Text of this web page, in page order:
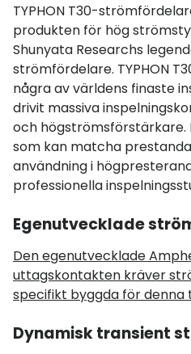
TYPHON T30-
produkten för hög
Shunyata Researchs
strömfördelare. TYPHON
några av världens finaste
drivit massiva
och
som kan matcha
användning i
professionella
Egenutvecklade
Den egenutvecklade
uttagskontakten kräver
specifikt byggda för denna
Dynamisk transient